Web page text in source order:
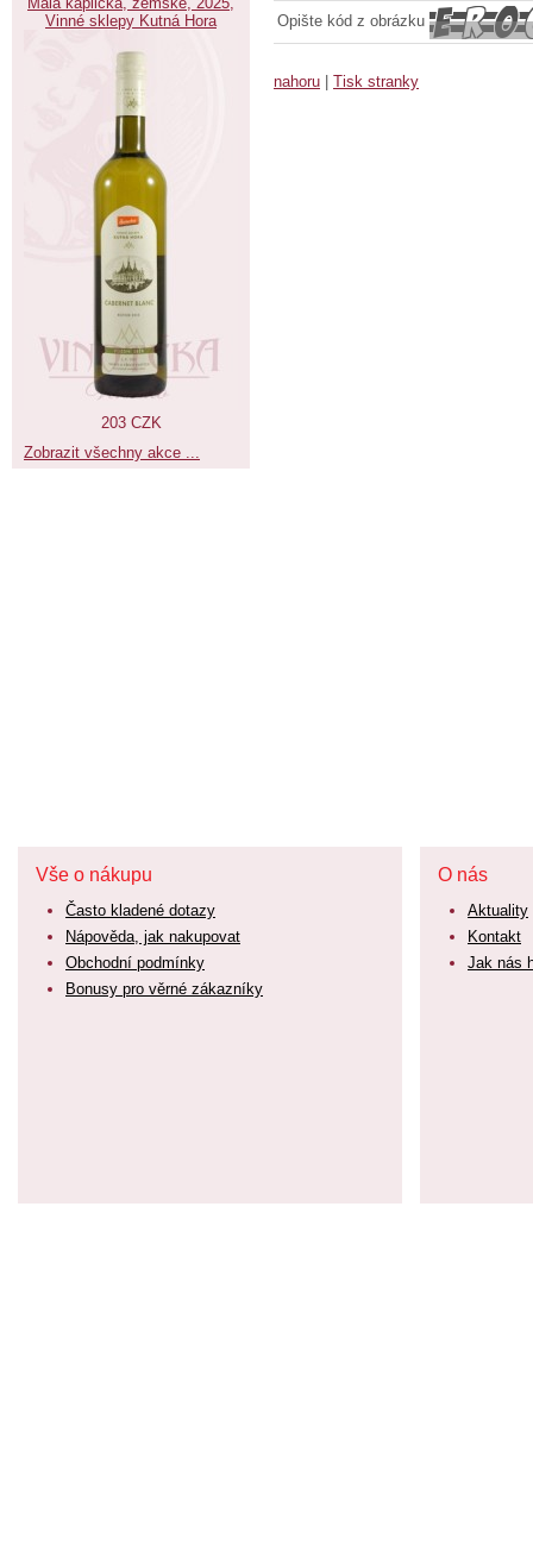
Opište kód z obrázku
nahoru Tisk stranky
Vinné sklepy Kutná Hora
203 CZK
Zobrazit všechny akce ...
Vše o nákupu
Často kladené dotazy
Nápověda, jak nakupovat
Obchodní podmínky
Bonusy pro věrné zákazníky
O nás
Aktuality
Kontakt
Jak nás